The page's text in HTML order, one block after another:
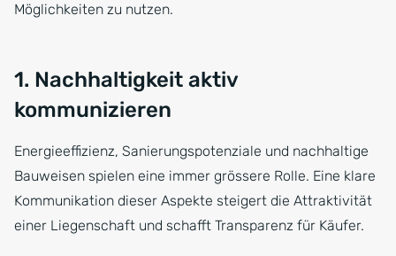
Möglichkeiten zu nutzen.
1. Nachhaltigkeit aktiv
kommunizieren
Energieeffizienz, Sanierungspotenziale und nachhaltige
Bauweisen spielen eine immer grössere Rolle. Eine klare
Kommunikation dieser Aspekte steigert die Attraktivität
einer Liegenschaft und schafft Transparenz für Käufer.